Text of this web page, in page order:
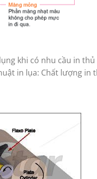
khi có nhu cầu in
in lụa: Chất lượng in